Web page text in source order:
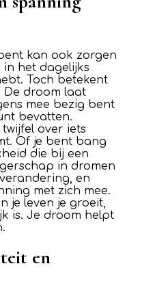
kan ook zorgen
het dagelijks
Toch betekent
De droom laat
mee bezig bent
bevatten.
over iets
Of je bent bang
die bij een
in dromen
en
met zich mee.
je leven je groeit,
is. Je droom helpt
en